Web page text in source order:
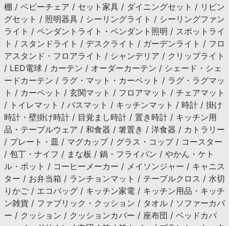
棚 / ベビーチェア / セット家具 / ダイニングセット / リビン
グセット / 照明器具 / シーリングライト / シーリングファン
ライト / ペンダントライト・ペンダント照明 / スポットライ
ト / スタンドライト / デスクライト / ガーデンライト / フロ
アスタンド・フロアライト / シャンデリア / クリップライト
/ LED電球 / カーテン / オーダーカーテン / シェード・シェ
ードカーテン / ラグ・マット・カーペット / ラグ・ラグマッ
ト / カーペット / 玄関マット / フロアマット / チェアマット
/ トイレマット / バスマット / キッチンマット / 時計 / 掛け
時計・壁掛け時計 / 目覚まし時計 / 置き時計 / キッチン用
品・テーブルウェア / 和食器 / 箸置き / 洋食器 / カトラリー
/ プレート・皿 / マグカップ / グラス・コップ / コースター
/ 包丁・ナイフ / まな板 / 鍋・フライパン / やかん・ケト
ル・ポット / コーヒーメーカー / メイソンジャー / キャニス
ター / お弁当箱 / ランチョンマット / テーブルクロス / 水切
りかご / エコバッグ / キッチン家電 / キッチン用品・キッチ
ン雑貨 / ファブリック・クッション / タオル / ソファーカバ
ー / クッション / クッションカバー / 座布団 / ベッドカバ